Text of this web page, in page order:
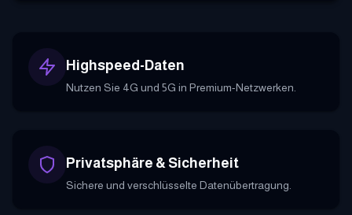
Highspeed-Daten
Nutzen Sie 4G und 5G in Premium-Netzwerken.
Privatsphäre & Sicherheit
Sichere und verschlüsselte Datenübertragung.